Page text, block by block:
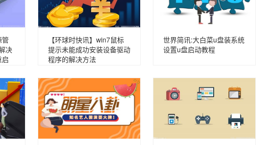
管
决
【环球时快讯】win7鼠标
提示未能成功安装设备驱动
程序的解决方法
世界简讯:大白菜u盘装系统
设置u盘启动教程